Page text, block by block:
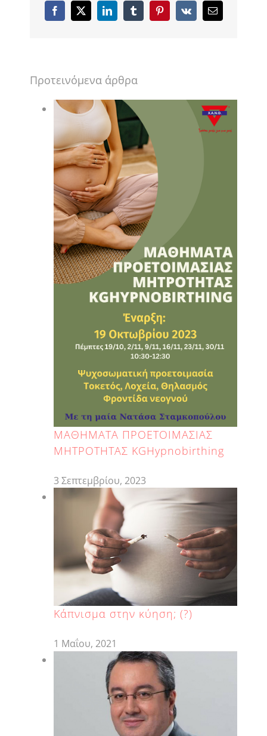
Facebook
X LinkedInTumblrPinterest
Vk Email
Προτεινόμενα άρθρα
ΜΑΘΗΜΑΤΑ ΠΡΟΕΤΟΙΜΑΣΙΑΣ
ΜΗΤΡΟΤΗΤΑΣ KGHypnobirthing
3 Σεπτεμβρίου, 2023
Κάπνισμα στην κύηση; (?)
1 Μαΐου, 2021